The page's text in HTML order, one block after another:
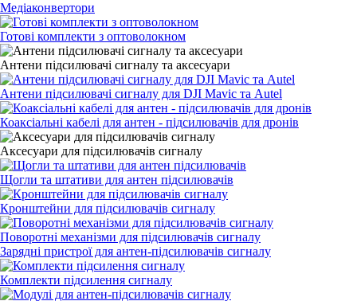
Медіаконвертори
Готові комплекти з оптоволокном
Антени підсилювачі сигналу та аксесуари
Антени підсилювачі сигналу для DJI Mavic та Autel
Коаксіальні кабелі для антен - підсилювачів для дронів
Аксесуари для підсилювачів сигналу
Щогли та штативи для антен підсилювачів
Кронштейни для підсилювачів сигналу
Поворотні механізми для підсилювачів сигналу
Зарядні пристрої для антен-підсилювачів сигналу
Комплекти підсилення сигналу